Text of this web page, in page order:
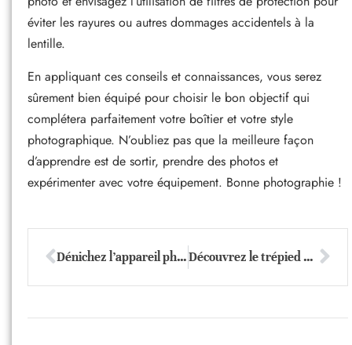
éviter les rayures ou autres dommages accidentels à la
lentille.
En appliquant ces conseils et connaissances, vous serez
sûrement bien équipé pour choisir le bon objectif qui
complétera parfaitement votre boîtier et votre style
photographique. N’oubliez pas que la meilleure façon
d’apprendre est de sortir, prendre des photos et
expérimenter avec votre équipement. Bonne photographie !
Dénichez l’appareil photo parfait : notre guide pour capturer l’émotion Découvrez le trépied photo parfait: secrets de pros dévoilés !